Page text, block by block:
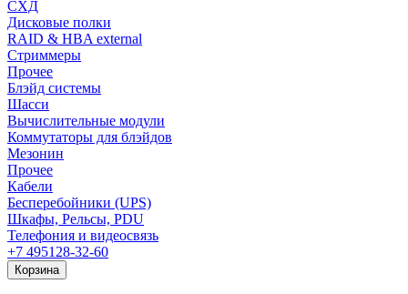
СХД
Дисковые полки
RAID & HBA external
Стриммеры
Прочее
Блэйд системы
Шасси
Вычислительные модули
Коммутаторы для блэйдов
Мезонин
Прочее
Кабели
Бесперебойники (UPS)
Шкафы, Рельсы, PDU
Телефония и видеосвязь
+7 495128-32-60
Корзина